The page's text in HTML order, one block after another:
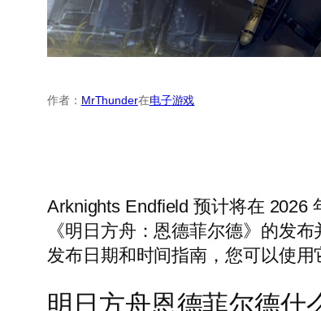
作者： MrThunder在电子游戏
Arknights Endfield 预计将在 2026
《明日方舟：恩德菲尔德》的发
发布日期和时间指南，您可以使用
明日方舟恩德菲尔德什